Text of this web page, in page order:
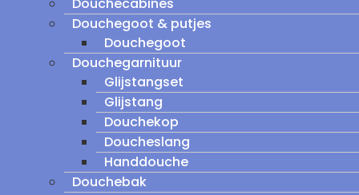
Douchegoot & putjes
Douchegoot
Douchegarnituur
Glijstangset
Glijstang
Douchekop
Doucheslang
Handdouche
Douchebak